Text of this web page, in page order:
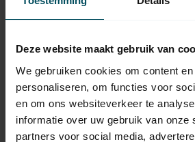
Deze website maakt gebruik van
We gebruiken cookies om content
personaliseren, om functies voor
en om ons websiteverkeer te
informatie over uw gebruik van onze
partners voor social media,
MARANTEC
Digital 304 multi-bit
868 MHz - 4-channel
433